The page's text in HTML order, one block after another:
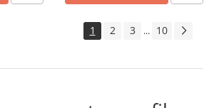
1 2 3 ... 10